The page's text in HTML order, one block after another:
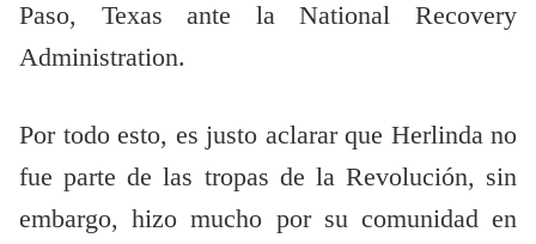
Paso, Texas ante la National Recovery
Administration.
Por todo esto, es justo aclarar que Herlinda no
fue parte de las tropas de la Revolución, sin
embargo, hizo mucho por su comunidad en